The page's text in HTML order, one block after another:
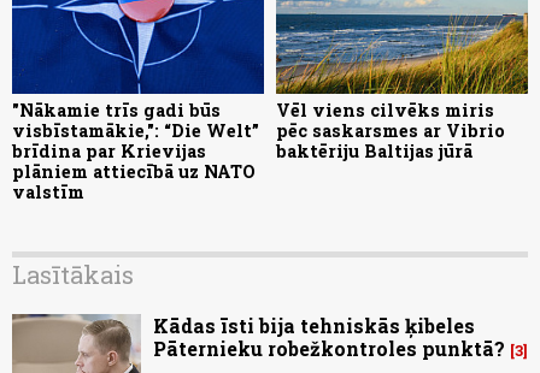
"Nākamie trīs gadi būs
visbīstamākie,": “Die Welt”
brīdina par Krievijas
plāniem attiecībā uz NATO
valstīm
Vēl viens cilvēks miris
pēc saskarsmes ar Vibrio
baktēriju Baltijas jūrā
Lasītākais
Kādas īsti bija tehniskās ķibeles
Pāternieku robežkontroles punktā? 3